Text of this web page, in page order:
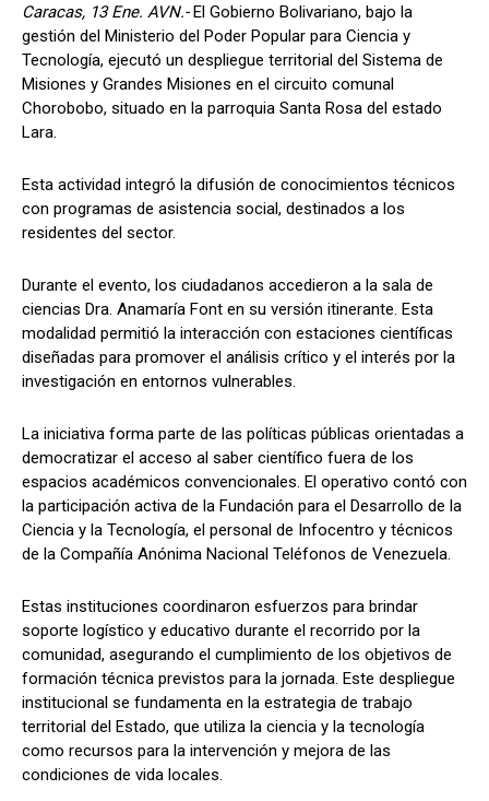
Caracas, 13 Ene. AVN.-El Gobierno Bolivariano, bajo la
gestión del Ministerio del Poder Popular para Ciencia y
Tecnología, ejecutó un despliegue territorial del Sistema de
Misiones y Grandes Misiones en el circuito comunal
Chorobobo, situado en la parroquia Santa Rosa del estado
Lara.
Esta actividad integró la difusión de conocimientos técnicos
con programas de asistencia social, destinados a los
residentes del sector.
Durante el evento, los ciudadanos accedieron a la sala de
ciencias Dra. Anamaría Font en su versión itinerante. Esta
modalidad permitió la interacción con estaciones científicas
diseñadas para promover el análisis crítico y el interés por la
investigación en entornos vulnerables.
La iniciativa forma parte de las políticas públicas orientadas a
democratizar el acceso al saber científico fuera de los
espacios académicos convencionales. El operativo contó con
la participación activa de la Fundación para el Desarrollo de la
Ciencia y la Tecnología, el personal de Infocentro y técnicos
de la Compañía Anónima Nacional Teléfonos de Venezuela.
Estas instituciones coordinaron esfuerzos para brindar
soporte logístico y educativo durante el recorrido por la
comunidad, asegurando el cumplimiento de los objetivos de
formación técnica previstos para la jornada. Este despliegue
institucional se fundamenta en la estrategia de trabajo
territorial del Estado, que utiliza la ciencia y la tecnología
como recursos para la intervención y mejora de las
condiciones de vida locales.